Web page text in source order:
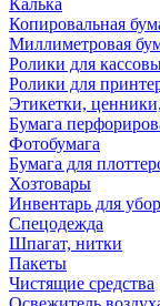
Калька
Копировальная
Миллиметровая
Ролики для
Ролики для
Этикетки,
Бумага
Фотобумага
Бумага для
Хозтовары
Инвентарь для
Спецодежда
Шпагат, нитки
Пакеты
Чистящие средства